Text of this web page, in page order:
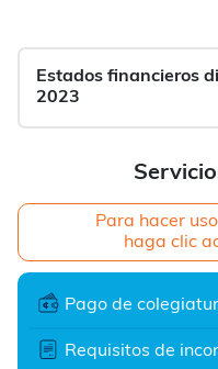
Para hacer
haga clic
Pago de
Requisitos de
Estados financieros
2023